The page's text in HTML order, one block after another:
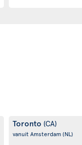
Toronto (CA)
vanuit Amsterdam(NL)